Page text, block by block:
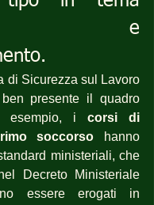
e
di Sicurezza sul Lavoro
presente il quadro
esempio, i corsi di
soccorso hanno
ministeriali, che
Decreto Ministeriale
essere erogati in